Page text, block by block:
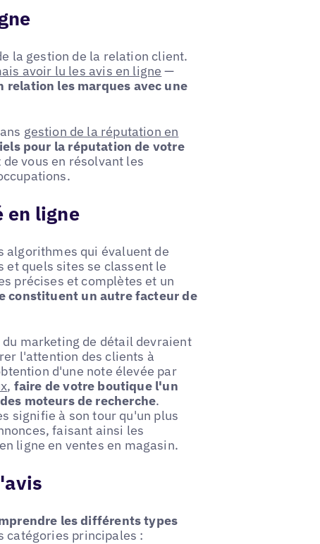
la gestion de la relation client.
avoir lu les avis en ligne —
les marques avec une
gestion de la réputation en
pour la réputation de votre
vous en résolvant les
en ligne
algorithmes qui évaluent de
quels sites se classent le
précises et complètes et un
constituent un autre facteur de
marketing de détail devraient
l'attention des clients à
d'une note élevée par
, faire de votre boutique l'un
moteurs de recherche.
signifie à son tour qu'un plus
faisant ainsi les
ligne en ventes en magasin.
les différents types
catégories principales :